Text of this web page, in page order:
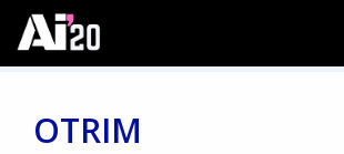
Skip
content
OTRIM